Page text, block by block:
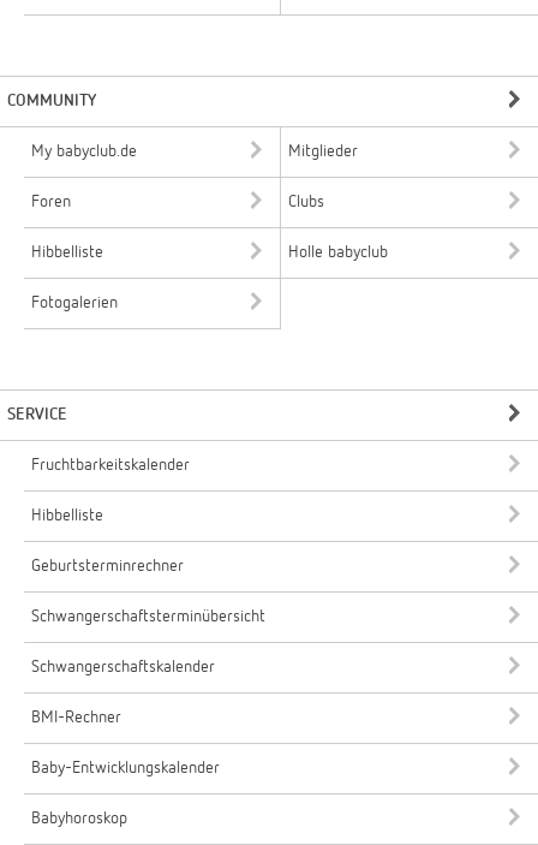
COMMUNITY
My babyclub.de Mitglieder
Foren Clubs
Hibbelliste Holle babyclub
Fotogalerien
SERVICE
Fruchtbarkeitskalender
Hibbelliste
Geburtsterminrechner
Schwangerschaftsterminübersicht
Schwangerschaftskalender
BMI-Rechner
Baby-Entwicklungskalender
Babyhoroskop